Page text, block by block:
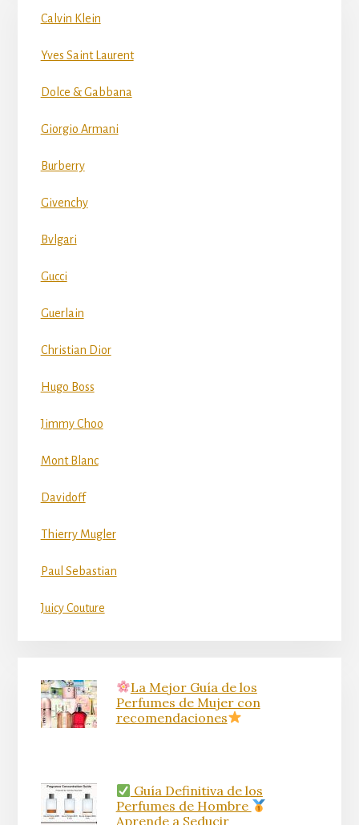
Calvin Klein
Yves Saint Laurent
Dolce & Gabbana
Giorgio Armani
Burberry
Givenchy
Bvlgari
Gucci
Guerlain
Christian Dior
Hugo Boss
Jimmy Choo
Mont Blanc
Davidoff
Thierry Mugler
Paul Sebastian
Juicy Couture
La Mejor Guía de los
Perfumes de Mujer con
recomendaciones
Guía Definitiva de los
Perfumes de Hombre
Aprende a Seducir